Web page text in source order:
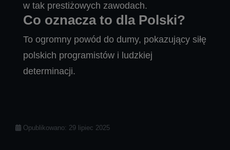
w tak prestiżowych zawodach.
Co oznacza to dla Polski?
To ogromny powód do dumy, pokazujący siłę
polskich programistów i ludzkiej
determinacji.
Szczegóły
Opublikowano: 29 lipiec 2025